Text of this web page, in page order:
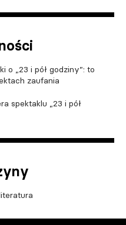
o „23 i pół godziny”: to
zaufania
spektaklu „23 i pół